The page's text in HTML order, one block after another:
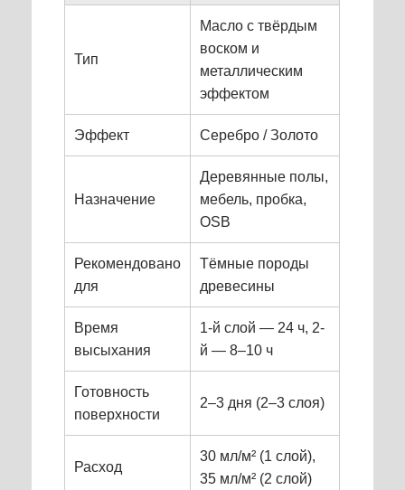
Тип
Масло с твёрдым
воском и
металлическим
эффектом
Эффект Серебро / Золото
Назначение
Деревянные полы,
мебель, пробка,
OSB
Рекомендовано
для
Тёмные породы
древесины
Время
высыхания
1-й слой — 24 ч, 2-
й — 8–10 ч
Готовность
поверхности
2–3 дня (2–3 слоя)
Расход
30 мл/м² (1 слой),
35 мл/м² (2 слой)